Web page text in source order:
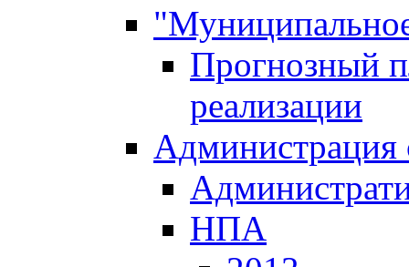
Прогнозный
реализации
Администрация
НПА